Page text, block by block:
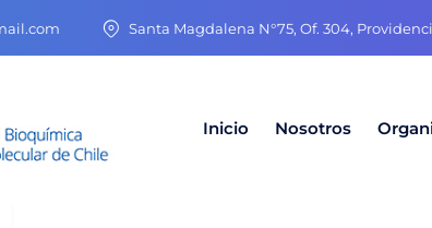
Santa Magdalena N°75, Of. 304,
Inicio Nosotros